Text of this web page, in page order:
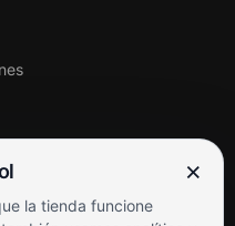
×
la tienda funcione